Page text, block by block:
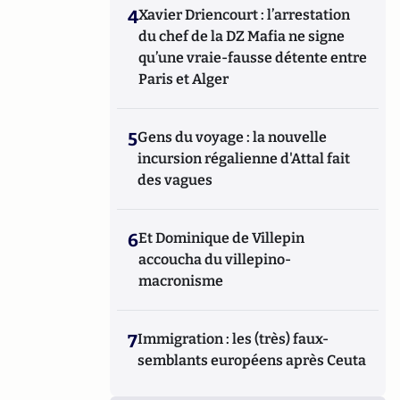
4Xavier Driencourt : l’arrestation
du chef de la DZ Mafia ne signe
qu’une vraie-fausse détente entre
Paris et Alger
5Gens du voyage : la nouvelle
incursion régalienne d'Attal fait
des vagues
6Et Dominique de Villepin
accoucha du villepino-
macronisme
7Immigration : les (très) faux-
semblants européens après Ceuta